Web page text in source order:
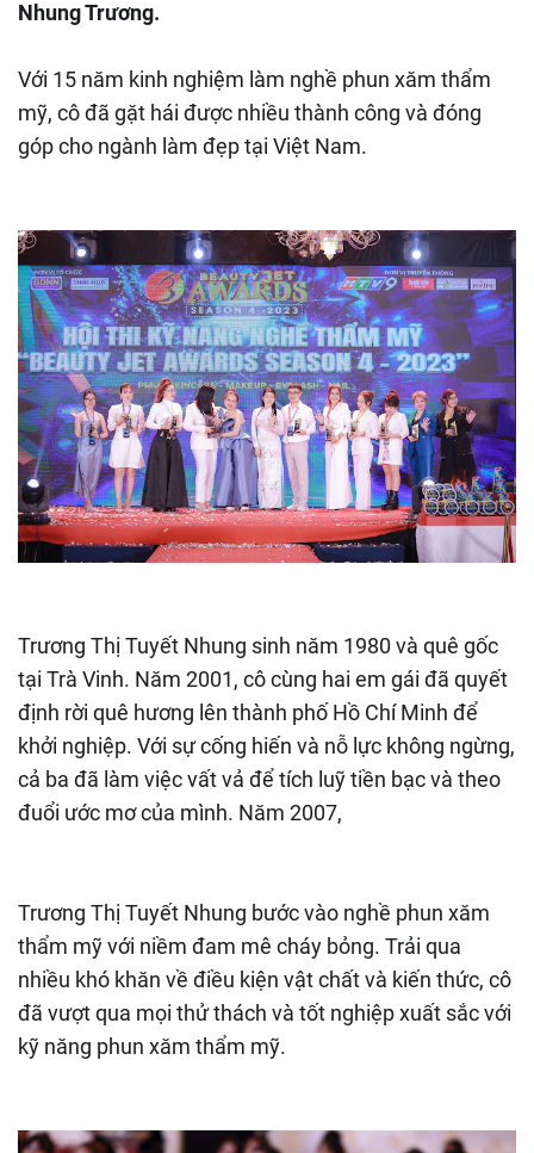
Nhung Trương.
Với 15 năm kinh nghiệm làm nghề phun xăm thẩm
mỹ, cô đã gặt hái được nhiều thành công và đóng
góp cho ngành làm đẹp tại Việt Nam.
Trương Thị Tuyết Nhung sinh năm 1980 và quê gốc
tại Trà Vinh. Năm 2001, cô cùng hai em gái đã quyết
định rời quê hương lên thành phố Hồ Chí Minh để
khởi nghiệp. Với sự cống hiến và nỗ lực không ngừng,
cả ba đã làm việc vất vả để tích luỹ tiền bạc và theo
đuổi ước mơ của mình. Năm 2007,
Trương Thị Tuyết Nhung bước vào nghề phun xăm
thẩm mỹ với niềm đam mê cháy bỏng. Trải qua
nhiều khó khăn về điều kiện vật chất và kiến thức, cô
đã vượt qua mọi thử thách và tốt nghiệp xuất sắc với
kỹ năng phun xăm thẩm mỹ.